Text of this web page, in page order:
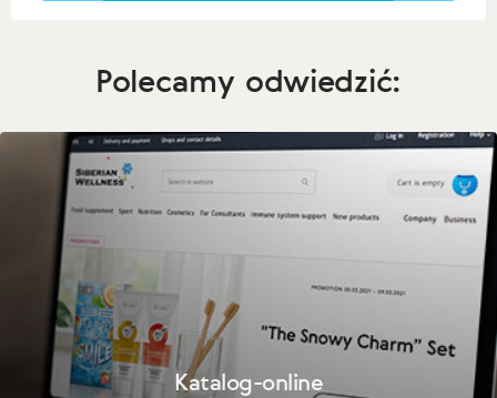
Polecamy odwiedzić:
Katalog-online